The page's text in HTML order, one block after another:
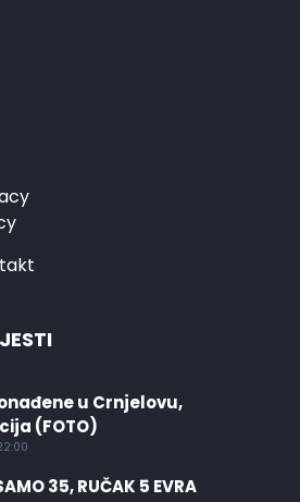
u Crnjelovu,
(FOTO)
35, RUČAK 5 EVRA